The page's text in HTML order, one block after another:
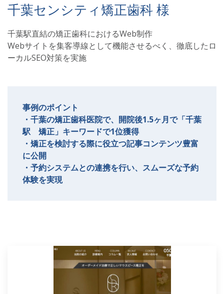
千葉センシティ矯正歯科 様
千葉駅直結の矯正歯科におけるWeb制作
Webサイトを集客導線として機能させるべく、徹底したロ
ーカルSEO対策を実施
事例のポイント
・千葉の矯正歯科医院で、開院後1.5ヶ月で「千葉
駅 矯正」キーワードで1位獲得
・矯正を検討する際に役立つ記事コンテンツ豊富
に公開
・予約システムとの連携を行い、スムーズな予約
体験を実現